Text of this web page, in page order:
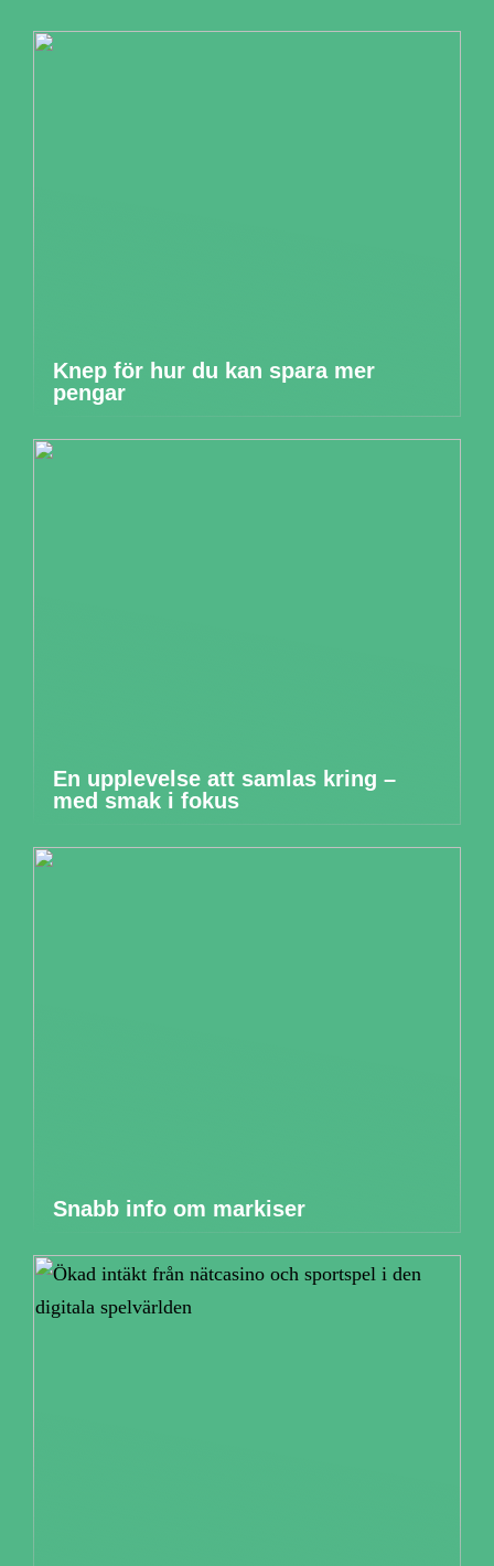
Knep för hur du kan spara mer
pengar
En upplevelse att samlas kring –
med smak i fokus
Snabb info om markiser